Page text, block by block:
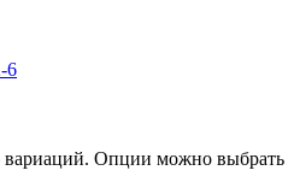
6
вариаций. Опции можно выбрать